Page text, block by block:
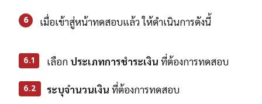
6 เมื่อเข้าสู่หน้าทดสอบแล้ว ให้ดำเนินการดังนี้
6.1 เลือก ประเภทการชำระเงิน ที่ต้องการทดสอบ
6.2 ระบุจำนวนเงิน ที่ต้องการทดสอบ